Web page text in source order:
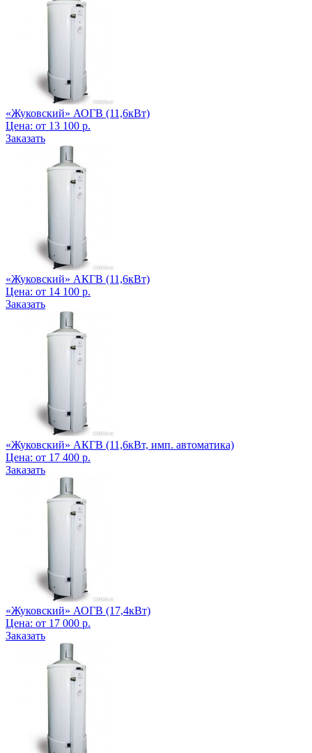
«Жуковский» АОГВ (11,6кВт)
Цена: от 13 100 р.
Заказать
«Жуковский» АКГВ (11,6кВт)
Цена: от 14 100 р.
Заказать
«Жуковский» АКГВ (11,6кВт, имп. автоматика)
Цена: от 17 400 р.
Заказать
«Жуковский» АОГВ (17,4кВт)
Цена: от 17 000 р.
Заказать